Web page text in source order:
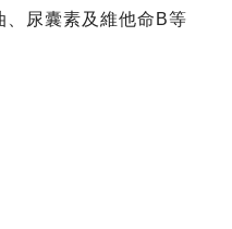
、尿囊素及維他命B等